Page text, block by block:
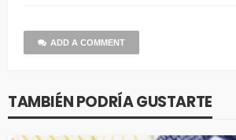
ADD A COMMENT
TAMBIÉN PODRÍA GUSTARTE